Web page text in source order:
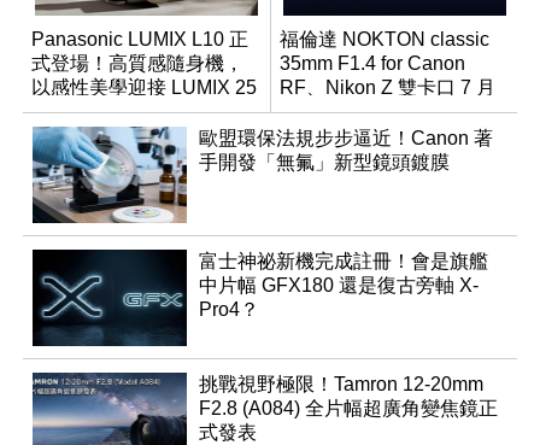
Panasonic LUMIX L10 正
式登場！高質感隨身機，
以感性美學迎接 LUMIX 25
週年
福倫達 NOKTON classic
35mm F1.4 for Canon
RF、Nikon Z 雙卡口 7 月
同步登台
歐盟環保法規步步逼近！Canon 著
手開發「無氟」新型鏡頭鍍膜
富士神祕新機完成註冊！會是旗艦
中片幅 GFX180 還是復古旁軸 X-
Pro4？
挑戰視野極限！Tamron 12-20mm
F2.8 (A084) 全片幅超廣角變焦鏡正
式發表